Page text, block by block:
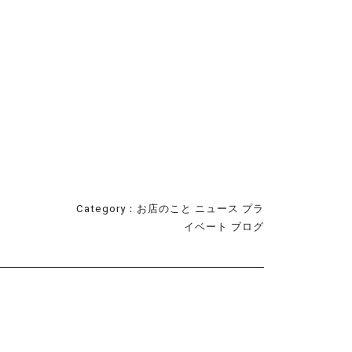
Category： お店のこと ニュース プラ
イベート ブログ